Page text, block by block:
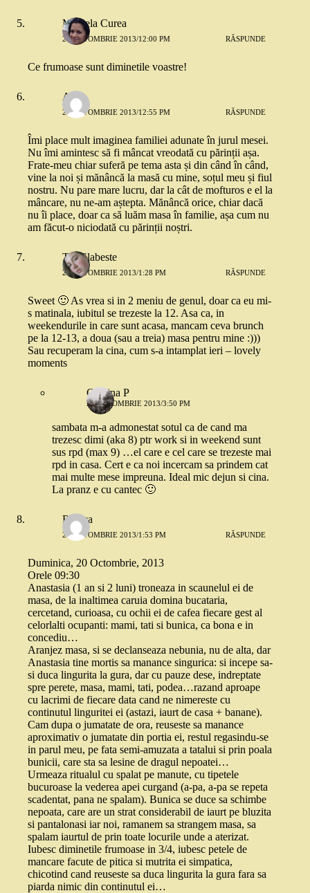
Mihaela Curea
21 OCTOMBRIE 2013/12:00 PM RĂSPUNDE
Ce frumoase sunt diminetile voastre!
Anca
21 OCTOMBRIE 2013/12:55 PM RĂSPUNDE
Îmi place mult imaginea familiei adunate în jurul mesei.
Nu îmi amintesc să fi mâncat vreodată cu părinții așa.
Frate-meu chiar suferă pe tema asta și din când în când,
vine la noi și mănâncă la masă cu mine, soțul meu și fiul
nostru. Nu pare mare lucru, dar la cât de mofturos e el la
mâncare, nu ne-am aștepta. Mănâncă orice, chiar dacă
nu îi place, doar ca să luăm masa în familie, așa cum nu
am făcut-o niciodată cu părinții noștri.
Tea Slabeste
21 OCTOMBRIE 2013/1:28 PM RĂSPUNDE
Sweet 🙂 As vrea si in 2 meniu de genul, doar ca eu mi-
s matinala, iubitul se trezeste la 12. Asa ca, in
weekendurile in care sunt acasa, mancam ceva brunch
pe la 12-13, a doua (sau a treia) masa pentru mine :)))
Sau recuperam la cina, cum s-a intamplat ieri – lovely
moments
Cristina P
21 OCTOMBRIE 2013/3:50 PM
sambata m-a admonestat sotul ca de cand ma
trezesc dimi (aka 8) ptr work si in weekend sunt
sus rpd (max 9) …el care e cel care se trezeste mai
rpd in casa. Cert e ca noi incercam sa prindem cat
mai multe mese impreuna. Ideal mic dejun si cina.
La pranz e cu cantec 🙂
Raluca
21 OCTOMBRIE 2013/1:53 PM RĂSPUNDE
Duminica, 20 Octombrie, 2013
Orele 09:30
Anastasia (1 an si 2 luni) troneaza in scaunelul ei de
masa, de la inaltimea caruia domina bucataria,
cercetand, curioasa, cu ochii ei de cafea fiecare gest al
celorlalti ocupanti: mami, tati si bunica, ca bona e in
concediu…
Aranjez masa, si se declanseaza nebunia, nu de alta, dar
Anastasia tine mortis sa manance singurica: si incepe sa-
si duca lingurita la gura, dar cu pauze dese, indreptate
spre perete, masa, mami, tati, podea…razand aproape
cu lacrimi de fiecare data cand ne nimereste cu
continutul linguritei ei (astazi, iaurt de casa + banane).
Cam dupa o jumatate de ora, reuseste sa manance
aproximativ o jumatate din portia ei, restul regasindu-se
in parul meu, pe fata semi-amuzata a tatalui si prin poala
bunicii, care sta sa lesine de dragul nepoatei…
Urmeaza ritualul cu spalat pe manute, cu tipetele
bucuroase la vederea apei curgand (a-pa, a-pa se repeta
scadentat, pana ne spalam). Bunica se duce sa schimbe
nepoata, care are un strat considerabil de iaurt pe bluzita
si pantalonasi iar noi, ramanem sa strangem masa, sa
spalam iaurtul de prin toate locurile unde a aterizat.
Iubesc diminetile frumoase in 3/4, iubesc petele de
mancare facute de pitica si mutrita ei simpatica,
chicotind cand reuseste sa duca lingurita la gura fara sa
piarda nimic din continutul ei…